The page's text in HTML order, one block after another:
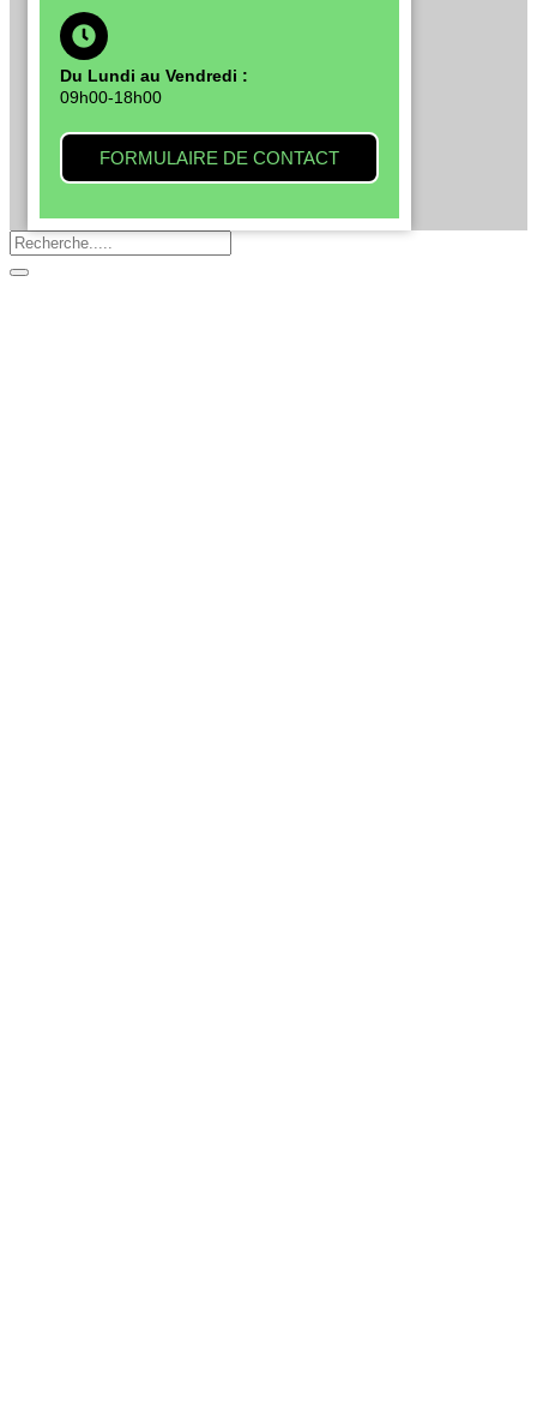
Du Lundi au Vendredi :
09h00-18h00
FORMULAIRE DE CONTACT